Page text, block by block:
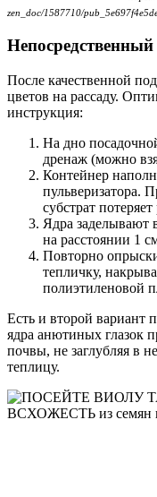
zen_doc/1587710/
После качественной
цветов на рассаду.
инструкция:
На дно
дренаж (можно
Контейнер
пульверизатора.
субстрат
Ядра заделывают
на расстоянии 1
Повторно
тепличку,
полиэтиленовой
Есть и второй вариант
ядра анютиных глазок
почвы, не заглубляя в
теплицу.